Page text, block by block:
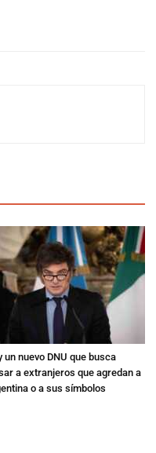
un nuevo DNU que busca
a extranjeros que agredan a
o a sus símbolos